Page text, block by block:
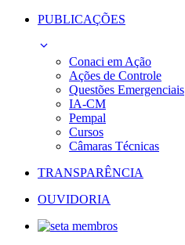
PUBLICAÇÕES
Conaci em Ação
Ações de Controle
Questões Emergenciais
IA-CM
Pempal
Cursos
Câmaras Técnicas
TRANSPARÊNCIA
OUVIDORIA